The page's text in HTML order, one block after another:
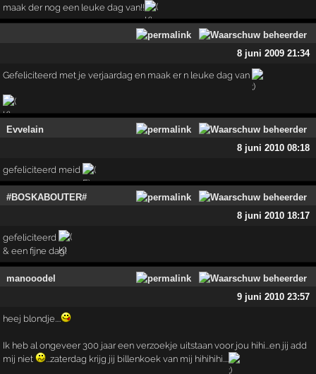
maak der nog een leuke dag van!!
8 juni 2009 21:34
Gefeliciteerd met je verjaardag en maak er n leuke dag van
Evvelain
8 juni 2010 08:18
gefeliciteerd meid
#BOSKABOUTER#
8 juni 2010 18:17
gefeliciteerd
& een fijne dag!
manooodel
9 juni 2010 23:57
heej blondje....
Ik heb al ongeveer 300 jaar een verzoekje uitstaan voor jou hihi...en jij add
mij niet
...zaterdag krijg jij billenkoek van mij hihihihi....